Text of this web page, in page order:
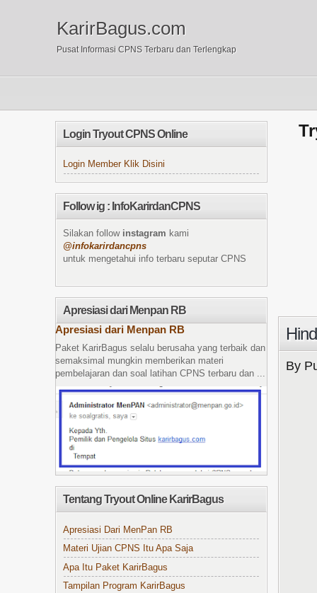
KarirBagus.com
Pusat Informasi CPNS Terbaru dan Terlengkap
By
Login Tryout CPNS Online
Login Member Klik Disini
Follow ig : InfoKarirdanCPNS
Silakan follow instagram kami
@infokarirdancpns
untuk mengetahui info terbaru seputar CPNS
Apresiasi dari Menpan RB
Apresiasi dari Menpan RB
Paket KarirBagus selalu berusaha yang terbaik dan
semaksimal mungkin memberikan materi
pembelajaran dan soal latihan CPNS terbaru dan ...
Tentang Tryout Online KarirBagus
Apresiasi Dari MenPan RB
Materi Ujian CPNS Itu Apa Saja
Apa Itu Paket KarirBagus
Tampilan Program KarirBagus